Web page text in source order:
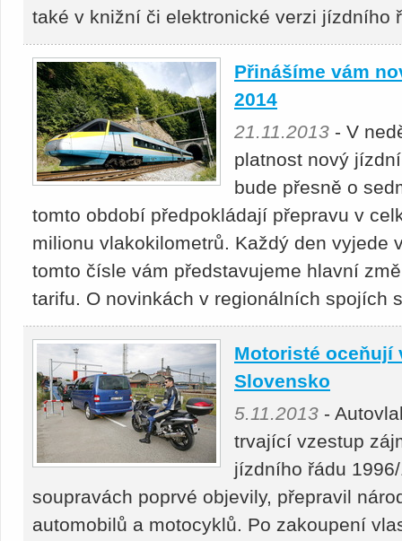
také v knižní či elektronické verzi jízdního
Přinášíme vám
2014
21.11.2013 - V
platnost nový
bude přesně o
tomto období předpokládají přepravu v
milionu vlakokilometrů. Každý den vyjede
tomto čísle vám představujeme hlavní
tarifu. O novinkách v regionálních spojích
Motoristé oceňují
Slovensko
5.11.2013 -
trvající vzestup
jízdního řádu
soupravách poprvé objevily, přepravil
automobilů a motocyklů. Po zakoupení